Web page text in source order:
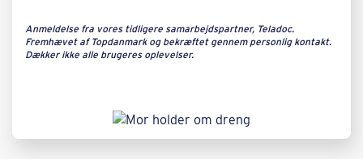
Anmeldelse fra vores tidligere samarbejdspartner, Teladoc.
Fremhævet af Topdanmark og bekræftet gennem personlig kontakt.
Dækker ikke alle brugeres oplevelser.